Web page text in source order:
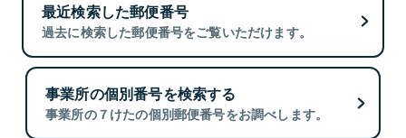
最近検索した郵便番号
過去に検索した郵便番号をご覧いただけます。
事業所の個別番号を検索する
事業所の７けたの個別郵便番号をお調べします。